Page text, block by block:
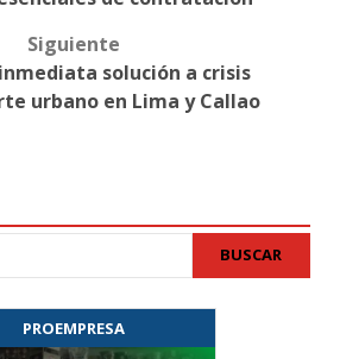
Siguiente
solución a crisis
urbano en Lima y Callao
BUSCAR
PROEMPRESA